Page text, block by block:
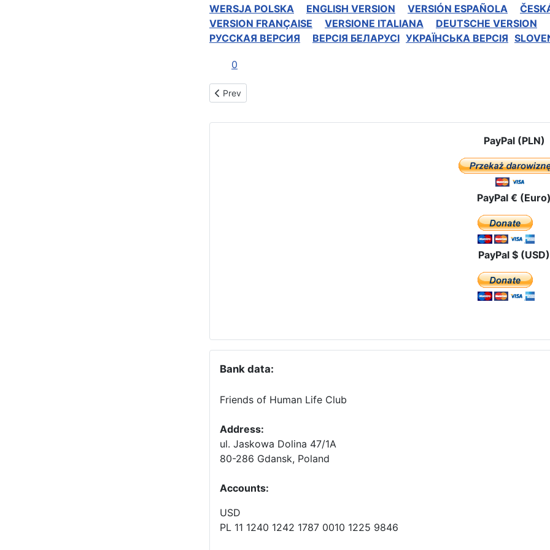
WERSJA POLSKA ENGLISH VERSION VERSIÓN ESPAÑOLA
VERSION FRANÇAISE
VERSIONE ITALIANA
DEUTSCHE VERSION
РУССКАЯ BЕРСИЯ
BEPCIЯ БЕЛАРУСІ УКРАЇНСЬКА ВЕРСІЯ
0
Previous article: DICHIARAZIONE UNIVERSALE DAL MESSICO SULLA
Prev
PayPal (PLN)
PayPal € (Euro)
PayPal $ (USD)
Bank data:
Friends of Human Life Club
Address:
ul. Jaskowa Dolina 47/1A
80-286 Gdansk, Poland
Accounts:
USD
PL 11 1240 1242 1787 0010 1225 9846